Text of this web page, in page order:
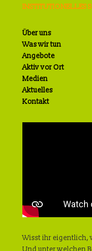
INSTITUTIONELLES
Über uns
Was wir tun
Angebote
Aktiv vor Ort
Medien
Aktuelles
Kontakt
Wisst ihr eigentlich,
Und unter welchen